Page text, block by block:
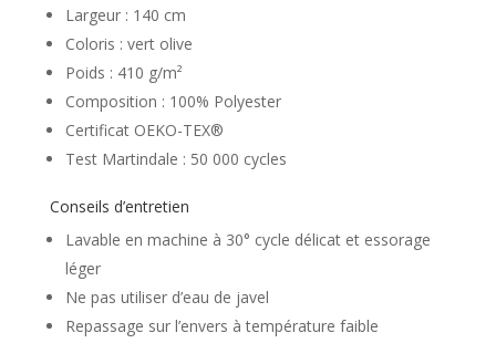
Largeur : 140 cm
Coloris : vert olive
Poids : 410 g/m²
Composition : 100% Polyester
Certificat OEKO-TEX®
Test Martindale : 50 000 cycles
Conseils d’entretien
Lavable en machine à 30° cycle délicat et essorage
léger
Ne pas utiliser d’eau de javel
Repassage sur l’envers à température faible